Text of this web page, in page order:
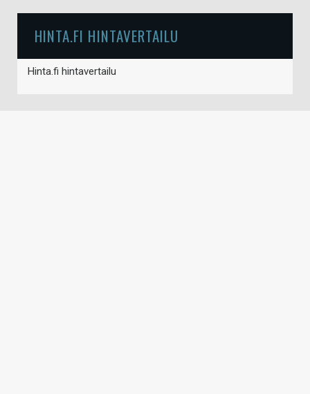
HINTA.FI HINTAVERTAILU
Hinta.fi hintavertailu